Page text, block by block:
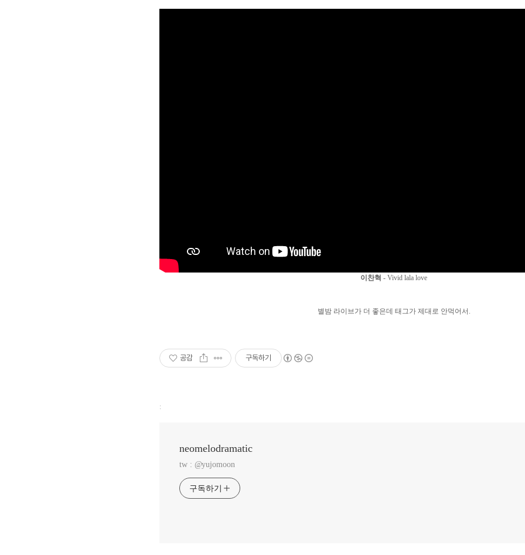
이찬혁 - Vivid lala love
별밤 라이브가 더 좋은데 태그가 제대로 안먹어서.
공감 구독하기
:
neomelodramatic
tw : @yujomoon
구독하기